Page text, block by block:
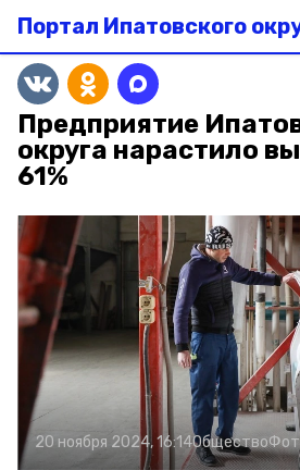
Портал Ипатовского
Предприятие
округа нарастило
61%
20 ноября 2024, 16:14Общество